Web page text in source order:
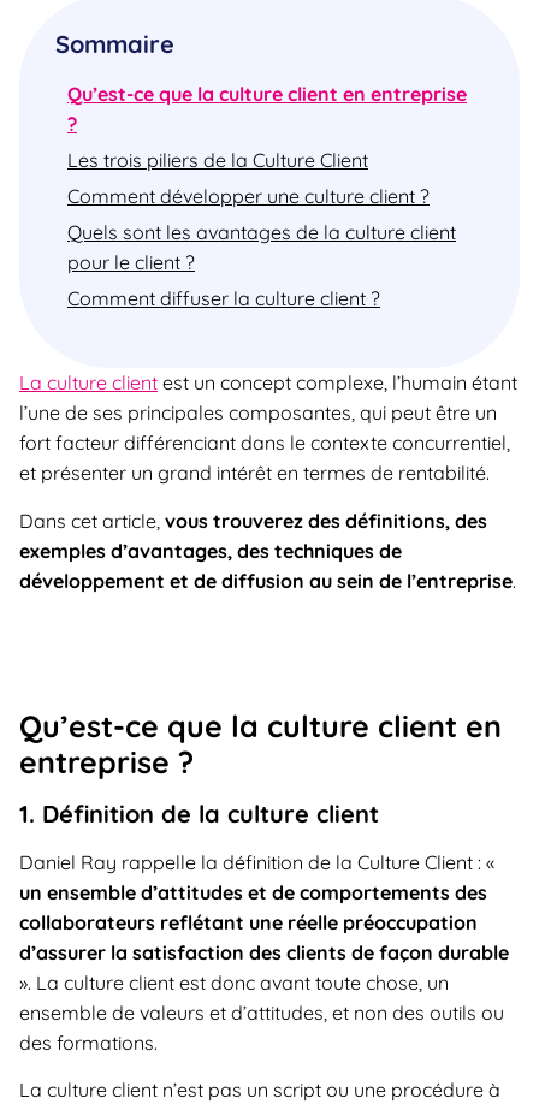
Sommaire
Qu’est-ce que la culture client en entreprise
?
Les trois piliers de la Culture Client
Comment développer une culture client ?
Quels sont les avantages de la culture client
pour le client ?
Comment diffuser la culture client ?
La culture client est un concept complexe, l’humain étant
l’une de ses principales composantes, qui peut être un
fort facteur différenciant dans le contexte concurrentiel,
et présenter un grand intérêt en termes de rentabilité.
Dans cet article, vous trouverez des définitions, des
exemples d’avantages, des techniques de
développement et de diffusion au sein de l’entreprise.
Qu’est-ce que la culture client en
entreprise ?
1. Définition de la culture client
Daniel Ray rappelle la définition de la Culture Client : «
un ensemble d’attitudes et de comportements des
collaborateurs reflétant une réelle préoccupation
d’assurer la satisfaction des clients de façon durable
». La culture client est donc avant toute chose, un
ensemble de valeurs et d’attitudes, et non des outils ou
des formations.
La culture client n’est pas un script ou une procédure à